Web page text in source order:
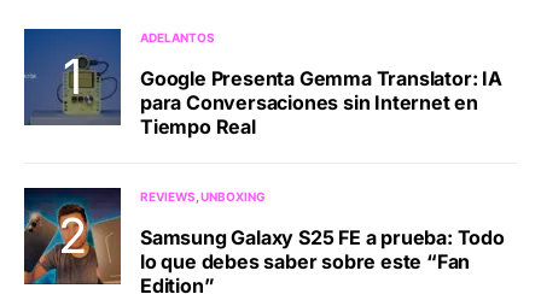
ADELANTOS
Google Presenta Gemma Translator: IA
para Conversaciones sin Internet en
Tiempo Real
REVIEWS UNBOXING
Samsung Galaxy S25 FE a prueba: Todo
lo que debes saber sobre este “Fan
Edition”